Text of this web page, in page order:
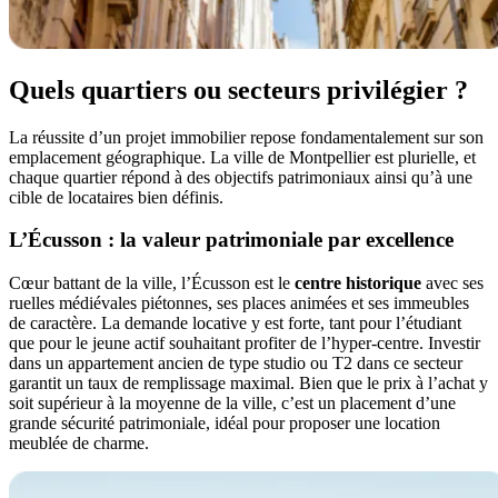
Quels quartiers ou secteurs privilégier ?
La réussite d’un projet immobilier repose fondamentalement sur son
emplacement géographique. La ville de Montpellier est plurielle, et
chaque quartier répond à des objectifs patrimoniaux ainsi qu’à une
cible de locataires bien définis.
L’Écusson : la valeur patrimoniale par excellence
Cœur battant de la ville, l’Écusson est le centre historique avec ses
ruelles médiévales piétonnes, ses places animées et ses immeubles
de caractère. La demande locative y est forte, tant pour l’étudiant
que pour le jeune actif souhaitant profiter de l’hyper-centre. Investir
dans un appartement ancien de type studio ou T2 dans ce secteur
garantit un taux de remplissage maximal. Bien que le prix à l’achat y
soit supérieur à la moyenne de la ville, c’est un placement d’une
grande sécurité patrimoniale, idéal pour proposer une location
meublée de charme.